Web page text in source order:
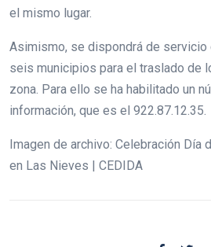
el mismo lugar.
Asimismo, se dispondrá de
seis municipios para el traslado de
zona. Para ello se ha habilitado un
información, que es el 922.87.12.35.
Imagen de archivo: Celebración Día
en Las Nieves | CEDIDA